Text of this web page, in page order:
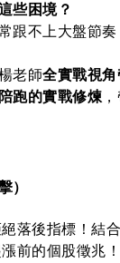
些困境？
跟不上大盤節
老師全實戰視角
跑的實戰修煉
）
絕落後指標！結
前的個股徵兆